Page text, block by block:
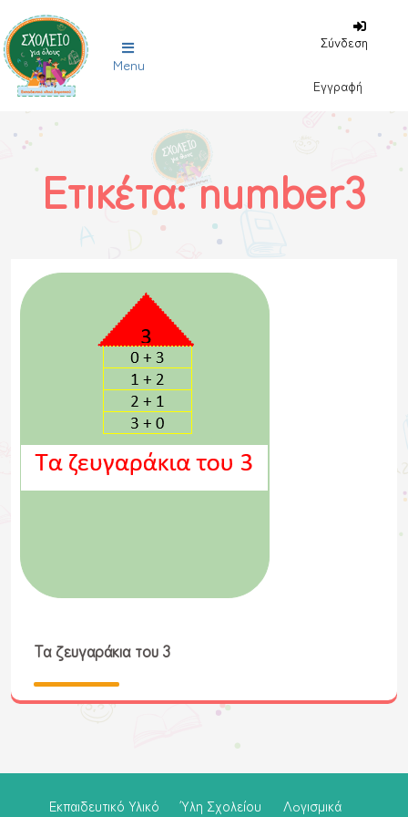
Menu
Σύνδεση
Εγγραφή
Ετικέτα:number3
Τα ζευγαράκια του 3
Εκπαιδευτικό Υλικό Ύλη Σχολείου
Λoγισμικά